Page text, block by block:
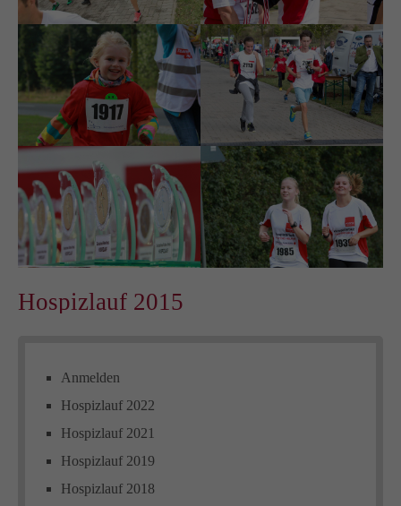
Hospizlauf 2015
Anmelden
Hospizlauf 2022
Hospizlauf 2021
Hospizlauf 2019
Hospizlauf 2018